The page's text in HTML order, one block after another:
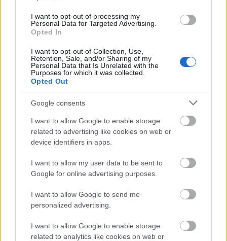
I want to opt-out of processing my
Personal Data for Targeted Advertising.
Opted In
I want to opt-out of Collection, Use,
Retention, Sale, and/or Sharing of my
Personal Data that Is Unrelated with the
Purposes for which it was collected.
Opted Out
Google consents
I want to allow Google to enable storage
related to advertising like cookies on web or
device identifiers in apps.
I want to allow my user data to be sent to
Google for online advertising purposes.
I want to allow Google to send me
personalized advertising.
I want to allow Google to enable storage
related to analytics like cookies on web or
feladatomat meghaladó szakmai kérdés
megvitatásába, efféle soha szóba se került. (Nem
tehernek érezném az effélét.) Mondom: idegen,
zavaró bútordarab voltam, és maradtam, aki ha
véletlenségből túl gyakran kerültvalamelyikük
elé, már zavarba jött, elpirult és szerette volna jóvá
Tudnivaló, a hibákat, gyengeségeket a hatalom
embere könyörtelenül megtorolja, - talán ezért is
sikeredett oly váratlan – villámgyorsra az én
elektromos levélben – a gazdasági főnökkel (!) , aki
kábé az ötödik levélben meglepetésszerűen avval állt
álláspontját a tudomásomra hozni, miszerint ennyi
volt, elment a kedve az egésztől, és tekintsem az
nincs ''Ragyogás... '', nincs
rendezés, löpá.